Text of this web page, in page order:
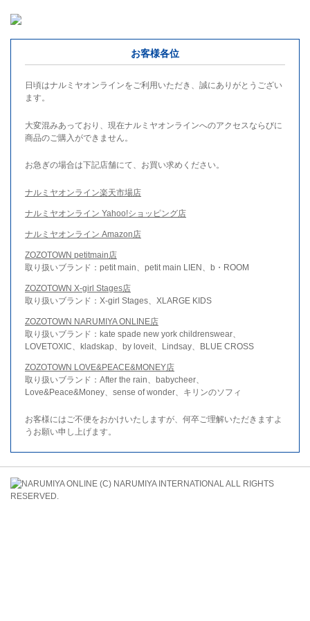
お客様各位
日頃はナルミヤオンラインをご利用いただき、誠にありがとうござい
ます。
大変混みあっており、現在ナルミヤオンラインへのアクセスならびに
商品のご購入ができません。
お急ぎの場合は下記店舗にて、お買い求めください。
ナルミヤオンライン楽天市場店
ナルミヤオンライン Yahoo!ショッピング店
ナルミヤオンライン Amazon店
ZOZOTOWN petitmain店
取り扱いブランド：petit main、petit main LIEN、b・ROOM
ZOZOTOWN X-girl Stages店
取り扱いブランド：X-girl Stages、XLARGE KIDS
ZOZOTOWN NARUMIYA ONLINE店
取り扱いブランド：kate spade new york childrenswear、
LOVETOXIC、kladskap、by loveit、Lindsay、BLUE CROSS
ZOZOTOWN LOVE&PEACE&MONEY店
取り扱いブランド：After the rain、babycheer、
Love&Peace&Money、sense of wonder、キリンのソフィ
お客様にはご不便をおかけいたしますが、何卒ご理解いただきますよ
うお願い申し上げます。